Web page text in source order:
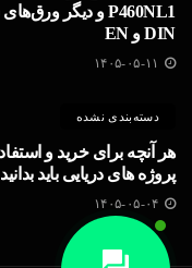
DIN و EN
۱۴۰۵-۰۵-۱۱
دسته‌بندی نشده
پروژه های دریایی باید بدانید
۱۴۰۵-۰۵-۰۴